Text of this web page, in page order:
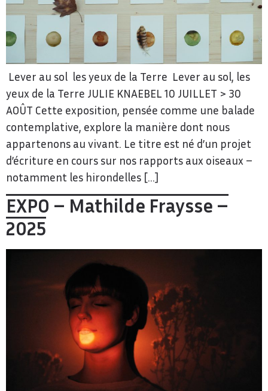
Lever au sol les yeux de la Terre Lever au sol, les
yeux de la Terre JULIE KNAEBEL 10 JUILLET > 30
AOÛT Cette exposition, pensée comme une balade
contemplative, explore la manière dont nous
appartenons au vivant. Le titre est né d’un projet
d’écriture en cours sur nos rapports aux oiseaux –
notamment les hirondelles […]
EXPO – Mathilde Fraysse –
2025